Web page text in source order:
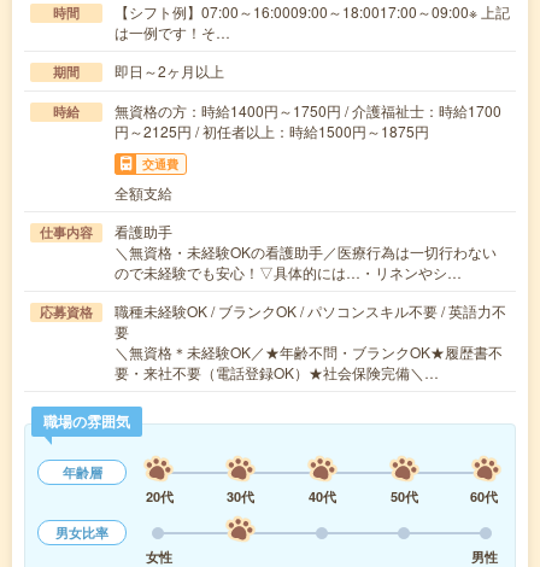
時間
【シフト例】07:00～16:0009:00～18:0017:00～09:00※ 上記
は一例です！そ…
期間 即日～2ヶ月以上
時給
無資格の方：時給1400円～1750円 / 介護福祉士：時給1700
円～2125円 / 初任者以上：時給1500円～1875円
交通費
全額支給
仕事内容
看護助手
＼無資格・未経験OKの看護助手／医療行為は一切行わない
ので未経験でも安心！▽具体的には…・リネンやシ…
応募資格
職種未経験OK / ブランクOK / パソコンスキル不要 / 英語力不
要
＼無資格＊未経験OK／★年齢不問・ブランクOK★履歴書不
要・来社不要（電話登録OK）★社会保険完備＼…
職場の雰囲気
年齢層
20代
30代 40代 50代
60代
男女比率
女性
男性